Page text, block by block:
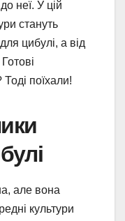
неї. У цій
стануть
цибулі, а від
поїхали!
але вона
культури